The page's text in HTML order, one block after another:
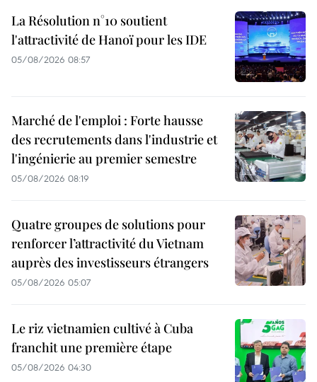
La Résolution n°10 soutient
l'attractivité de Hanoï pour les IDE
05/08/2026 08:57
Marché de l'emploi : Forte hausse
des recrutements dans l'industrie et
l'ingénierie au premier semestre
05/08/2026 08:19
Quatre groupes de solutions pour
renforcer l’attractivité du Vietnam
auprès des investisseurs étrangers
05/08/2026 05:07
Le riz vietnamien cultivé à Cuba
franchit une première étape
05/08/2026 04:30